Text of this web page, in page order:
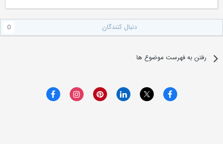
دنبال کنندگان
رفتن به فهرست موضوع ها